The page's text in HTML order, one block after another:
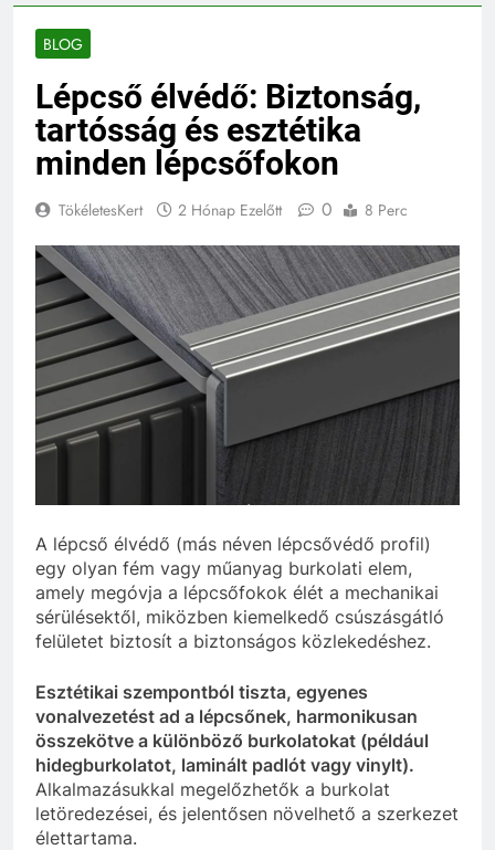
BLOG
Lépcső élvédő: Biztonság,
tartósság és esztétika
minden lépcsőfokon
TökéletesKert 2 Hónap Ezelőtt 0 8 Perc
A lépcső élvédő (más néven lépcsővédő profil)
egy olyan fém vagy műanyag burkolati elem,
amely megóvja a lépcsőfokok élét a mechanikai
sérülésektől, miközben kiemelkedő csúszásgátló
felületet biztosít a biztonságos közlekedéshez.
Esztétikai szempontból tiszta, egyenes
vonalvezetést ad a lépcsőnek, harmonikusan
összekötve a különböző burkolatokat (például
hidegburkolatot, laminált padlót vagy vinylt).
Alkalmazásukkal megelőzhetők a burkolat
letöredezései, és jelentősen növelhető a szerkezet
élettartama.